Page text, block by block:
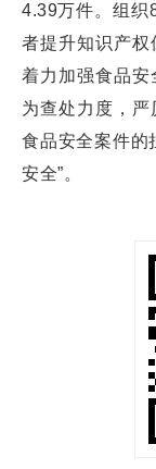
4.39万件。组织
者提升知识产权
着力加强食品
为查处力度，
食品安全案件的
安全”。